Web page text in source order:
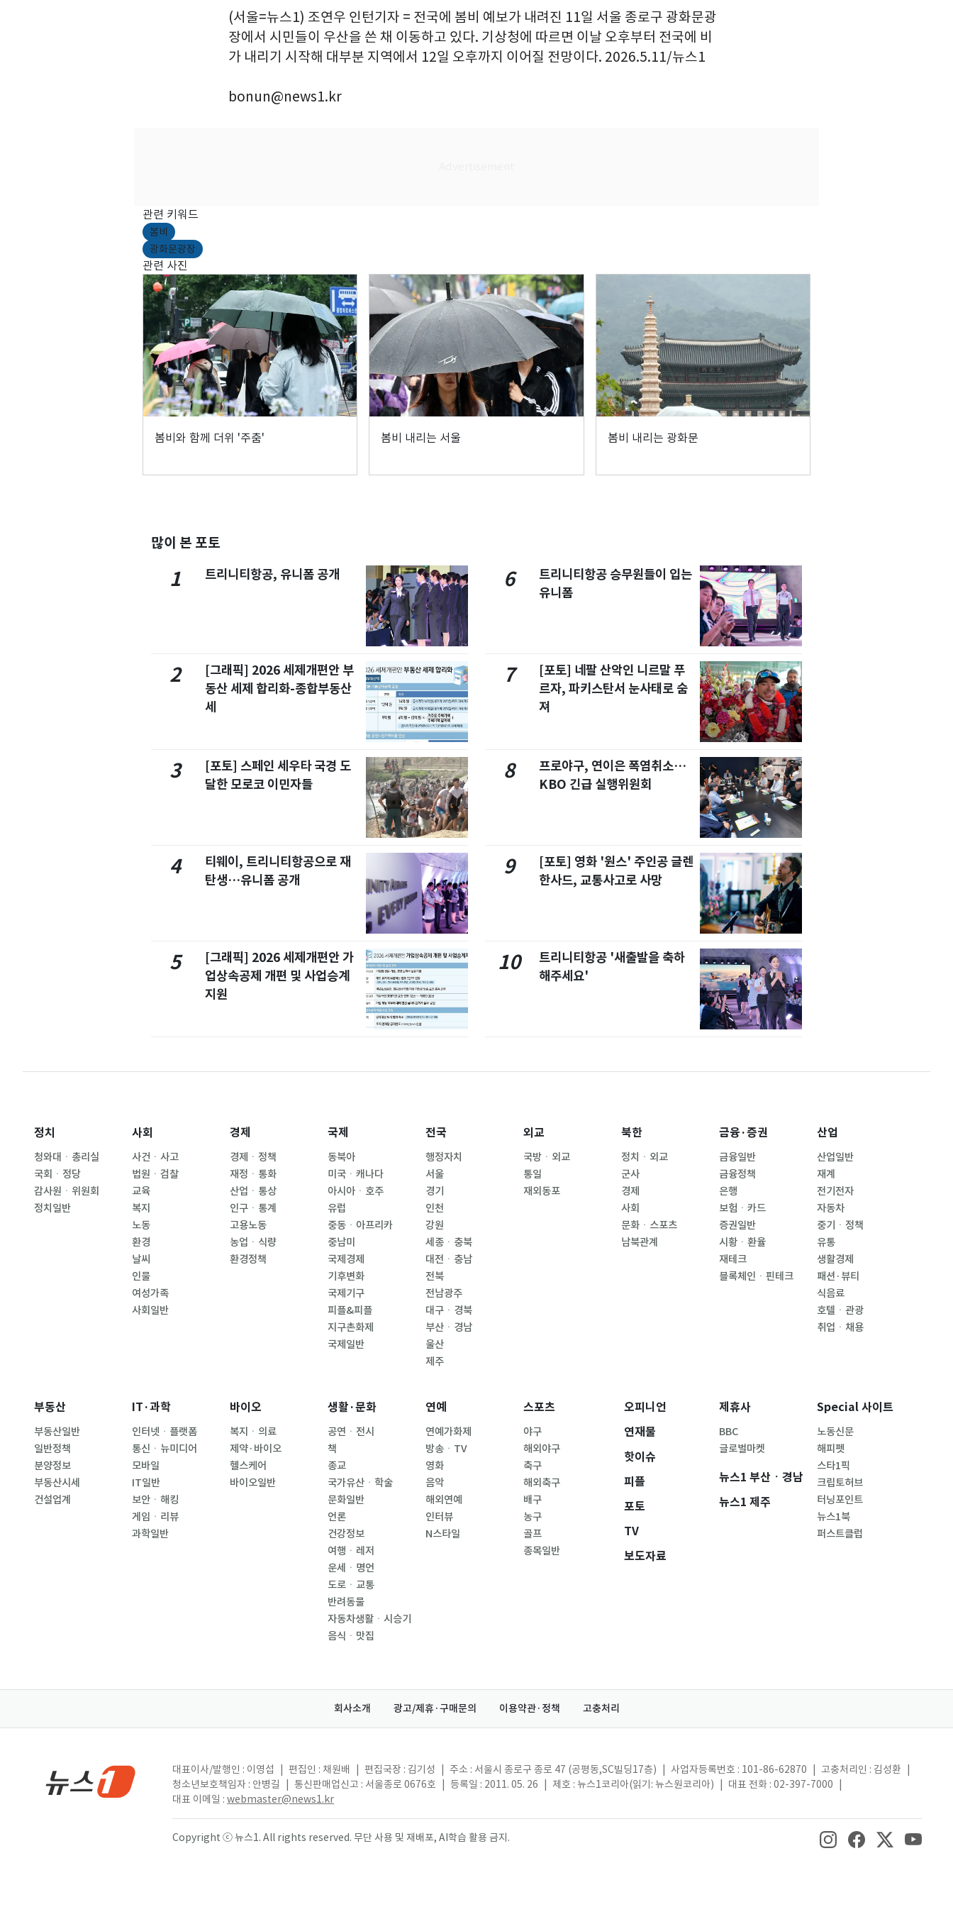
(서울=뉴스1) 조연우 인턴기자 = 전국에 봄비 예보가 내려진 11일 서울 종로구 광화문광
장에서 시민들이 우산을 쓴 채 이동하고 있다. 기상청에 따르면 이날 오후부터 전국에 비
가 내리기 시작해 대부분 지역에서 12일 오후까지 이어질 전망이다. 2026.5.11/뉴스1
bonun@news1.kr
관련 키워드
봄비
광화문광장
관련 사진
봄비와 함께 더위 '주춤' 봄비 내리는 서울 봄비 내리는 광화문
많이 본 포토
1 트리니티항공, 유니폼 공개
2
[그래픽] 2026 세제개편안 부
동산 세제 합리화-종합부동산
세
3
[포토] 스페인 세우타 국경 도
달한 모로코 이민자들
4
티웨이, 트리니티항공으로 재
탄생…유니폼 공개
5
[그래픽] 2026 세제개편안 가
업상속공제 개편 및 사업승계
지원
6
트리니티항공 승무원들이 입는
유니폼
7
[포토] 네팔 산악인 니르말 푸
르자, 파키스탄서 눈사태로 숨
져
8
프로야구, 연이은 폭염취소…
KBO 긴급 실행위원회
9
[포토] 영화 '원스' 주인공 글렌
한사드, 교통사고로 사망
10
트리니티항공 '새출발을 축하
해주세요'
정치
청와대ㆍ총리실
국회ㆍ정당
감사원ㆍ위원회
정치일반
사회
사건ㆍ사고
법원ㆍ검찰
교육
복지
노동
환경
날씨
인물
여성가족
사회일반
경제
경제ㆍ정책
재정ㆍ통화
산업ㆍ통상
인구ㆍ통계
고용노동
농업ㆍ식량
환경정책
국제
동북아
미국ㆍ캐나다
아시아ㆍ호주
유럽
중동ㆍ아프리카
중남미
국제경제
기후변화
국제기구
피플&피플
지구촌화제
국제일반
전국
행정자치
서울
경기
인천
강원
세종ㆍ충북
대전ㆍ충남
전북
전남광주
대구ㆍ경북
부산ㆍ경남
울산
제주
외교
국방ㆍ외교
통일
재외동포
북한
정치ㆍ외교
군사
경제
사회
문화ㆍ스포츠
남북관계
금융·증권
금융일반
금융정책
은행
보험ㆍ카드
증권일반
시황ㆍ환율
재테크
블록체인ㆍ핀테크
산업
산업일반
재계
전기전자
자동차
중기ㆍ정책
유통
생활경제
패션·뷰티
식음료
호텔ㆍ관광
취업ㆍ채용
부동산
부동산일반
일반정책
분양정보
부동산시세
건설업계
IT·과학
인터넷ㆍ플랫폼
통신ㆍ뉴미디어
모바일
IT일반
보안ㆍ해킹
게임ㆍ리뷰
과학일반
바이오
복지ㆍ의료
제약·바이오
헬스케어
바이오일반
생활·문화
공연ㆍ전시
책
종교
국가유산ㆍ학술
문화일반
언론
건강정보
여행ㆍ레저
운세ㆍ명언
도로ㆍ교통
반려동물
자동차생활ㆍ시승기
음식ㆍ맛집
연예
연예가화제
방송ㆍTV
영화
음악
해외연예
인터뷰
N스타일
스포츠
야구
해외야구
축구
해외축구
배구
농구
골프
종목일반
오피니언
연재물
핫이슈
피플
포토
TV
보도자료
제휴사
BBC
글로벌마켓
뉴스1 부산ㆍ경남
뉴스1 제주
Special 사이트
노동신문
해피펫
스타1픽
크립토허브
터닝포인트
뉴스1북
퍼스트클럽
회사소개 광고/제휴·구매문의 이용약관·정책 고충처리
대표이사/발행인 : 이영섭 편집인 : 채원배 편집국장 : 김기성 주소 : 서울시 종로구 종로 47 (공평동,SC빌딩17층) 사업자등록번호 : 101-86-62870 고충처리인 : 김성환
청소년보호책임자 : 안병길
통신판매업신고 : 서울종로 0676호 등록일 : 2011. 05. 26 제호 : 뉴스1코리아(읽기: 뉴스원코리아) 대표 전화 : 02-397-7000
대표 이메일 : webmaster@news1.kr
Copyright ⓒ 뉴스1. All rights reserved. 무단 사용 및 재배포, AI학습 활용 금지.